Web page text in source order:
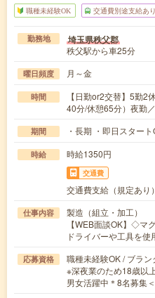
職種未経験OK 交通費別途支給あり
勤務地 埼玉県秩父郡
秩父駅から車25分
曜日頻度 月～金
時間
【日勤or2交替】5勤2
40分/休憩65分）夜勤
期間 ・長期 ・即日スタート
時給 時給1350円
交通費
交通費支給（規定あり）
仕事内容
製造（組立・加工）
【WEB面談OK】◇マ
ドライバーや工具を
応募資格
職種未経験OK / ブラン
※深夜業のため18歳以
男女活躍中＊8名募集